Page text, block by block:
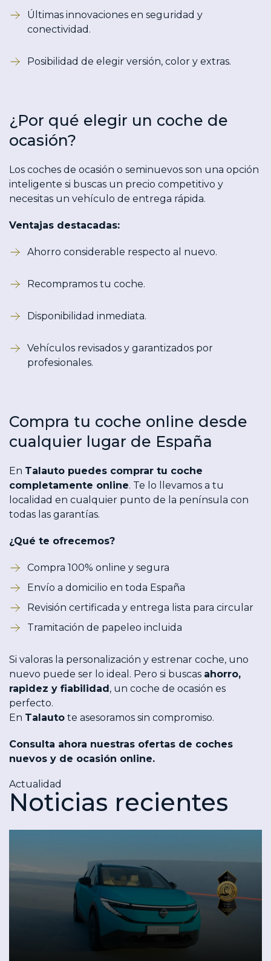
Últimas innovaciones en seguridad y
conectividad.
Posibilidad de elegir versión, color y extras.
¿Por qué elegir un coche de
ocasión?
Los coches de ocasión o seminuevos son una opción
inteligente si buscas un precio competitivo y
necesitas un vehículo de entrega rápida.
Ventajas destacadas:
Ahorro considerable respecto al nuevo.
Recompramos tu coche.
Disponibilidad inmediata.
Vehículos revisados y garantizados por
profesionales.
Compra tu coche online desde
cualquier lugar de España
En Talauto puedes comprar tu coche
completamente online. Te lo llevamos a tu
localidad en cualquier punto de la península con
todas las garantías.
¿Qué te ofrecemos?
Compra 100% online y segura
Envío a domicilio en toda España
Revisión certificada y entrega lista para circular
Tramitación de papeleo incluida
Si valoras la personalización y estrenar coche, uno
nuevo puede ser lo ideal. Pero si buscas ahorro,
rapidez y fiabilidad , un coche de ocasión es
perfecto.
En Talauto te asesoramos sin compromiso.
Consulta ahora nuestras ofertas de coches
nuevos y de ocasión online.
Actualidad
Noticias recientes